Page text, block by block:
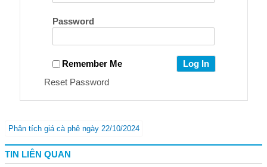
Password
Remember Me
Reset Password
Phân tích giá cà phê ngày 22/10/2024
TIN LIÊN QUAN